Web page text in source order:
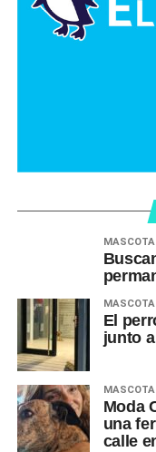
El
junto
Moda
una
calle